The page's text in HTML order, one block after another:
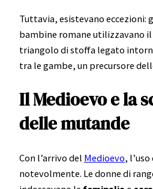
Tuttavia, esistevano eccezioni:
bambine romane utilizzavano il
triangolo di stoffa legato
tra le gambe, un precursore
Il Medioevo e la
delle mutande
Con l’arrivo del Medioevo,
notevolmente. Le donne di